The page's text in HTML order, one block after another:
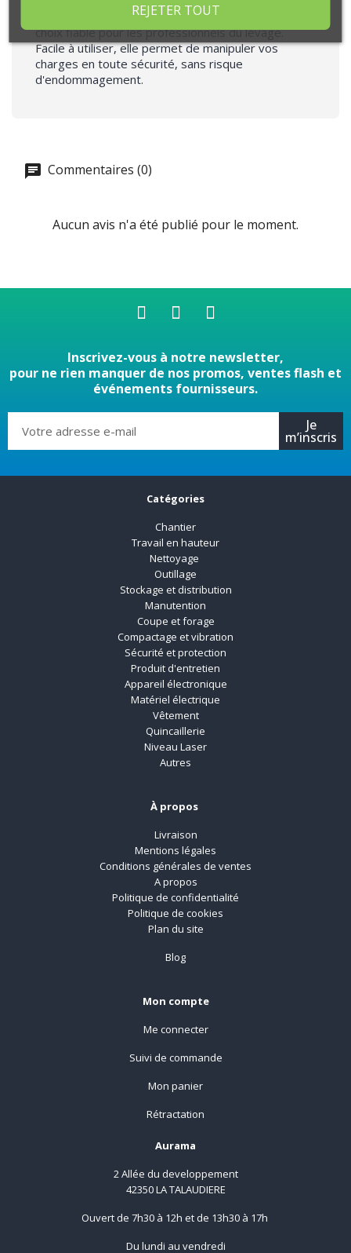
normes de sécurité en vigueur, ce qui en fait un
choix fiable pour les professionnels du levage.
Facile à utiliser, elle permet de manipuler vos
charges en toute sécurité, sans risque
d'endommagement.
Commentaires (0)
Aucun avis n'a été publié pour le moment.
Inscrivez-vous à notre newsletter,
pour ne rien manquer de nos promos, ventes flash et
événements fournisseurs.
Je
m’inscris
Catégories
Chantier
Travail en hauteur
Nettoyage
Outillage
Stockage et distribution
Manutention
Coupe et forage
Compactage et vibration
Sécurité et protection
Produit d'entretien
Appareil électronique
Matériel électrique
Vêtement
Quincaillerie
Niveau Laser
Autres
À propos
Livraison
Mentions légales
Conditions générales de ventes
A propos
Politique de confidentialité
Politique de cookies
Plan du site
Blog
Mon compte
Me connecter
Suivi de commande
Mon panier
Rétractation
Aurama
2 Allée du developpement
42350 LA TALAUDIERE
Ouvert de 7h30 à 12h et de 13h30 à 17h
Du lundi au vendredi
REJETER TOUT